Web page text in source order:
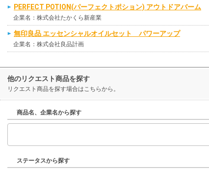
PERFECT POTION(パーフェクトポション) アウトドアバーム
企業名：株式会社たかくら新産業
無印良品 エッセンシャルオイルセット パワーアップ
企業名：株式会社良品計画
他のリクエスト商品を探す
リクエスト商品を探す場合はこちらから。
商品名、企業名から探す
ステータスから探す